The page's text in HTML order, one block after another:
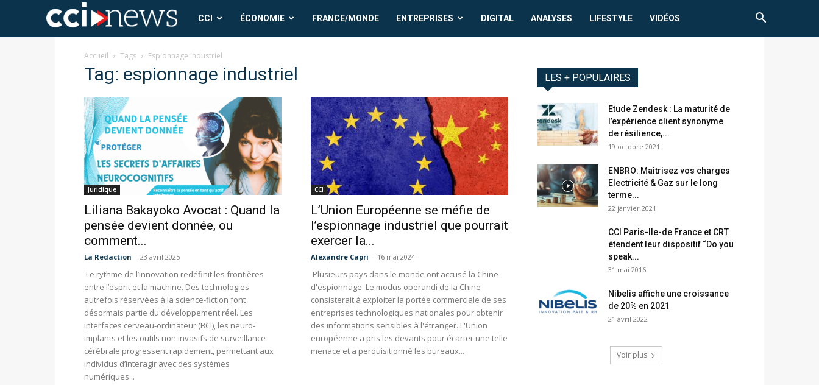
CCI
News
CCI ÉCONOMIE FRANCE/MONDE ENTREPRISES DIGITAL ANALYSES LIFESTYLE VIDÉOS
Accueil Tags Espionnage industriel
Tag: espionnage industriel
Juridique
Liliana Bakayoko Avocat : Quand la
pensée devient donnée, ou
comment...
La Redaction - 23 avril 2025
Le rythme de l’innovation redéfinit les frontières
entre l’esprit et la machine. Des technologies
autrefois réservées à la science-fiction font
désormais partie du développement réel. Les
interfaces cerveau-ordinateur (BCI), les neuro-
implants et les outils non invasifs de surveillance
cérébrale progressent rapidement, permettant aux
individus d’interagir avec des systèmes
numériques...
CCI
L’Union Européenne se méfie de
l’espionnage industriel que pourrait
exercer la...
Alexandre Capri - 16 mai 2024
Plusieurs pays dans le monde ont accusé la Chine
d'espionnage. Le modus operandi de la Chine
consisterait à exploiter la portée commerciale de ses
entreprises technologiques nationales pour obtenir
des informations sensibles à l'étranger. L'Union
européenne a pris les devants pour écarter une telle
menace et a perquisitionné les bureaux...
LES + POPULAIRES
Etude Zendesk : La maturité de
l’expérience client synonyme
de résilience,...
19 octobre 2021
ENBRO: Maîtrisez vos charges
Electricité & Gaz sur le long
terme...
22 janvier 2021
CCI Paris-Ile-de France et CRT
étendent leur dispositif “Do you
speak...
31 mai 2016
Nibelis affiche une croissance
de 20% en 2021
21 avril 2022
Voir plus